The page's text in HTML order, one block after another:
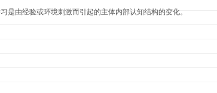
是由经验或环境刺激而引起的主体内部认知结构的变化。